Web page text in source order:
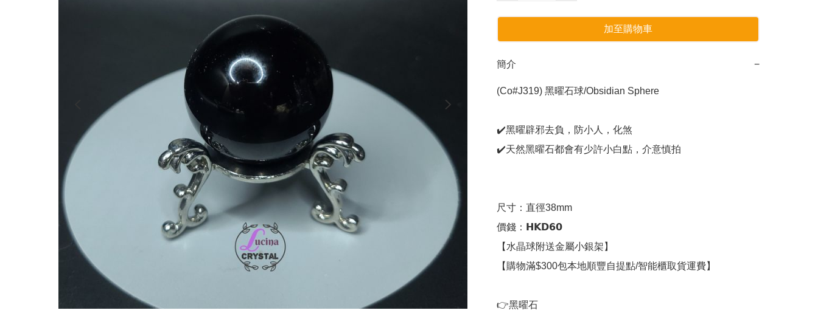
加至購物車
簡介 −
(Co#J319) 黑曜石球/Obsidian Sphere
✔️黑曜辟邪去負，防小人，化煞
✔️天然黑曜石都會有少許小白點，介意慎拍
尺寸：直徑38mm
價錢：𝗛𝗞𝗗𝟲𝟬
【水晶球附送金屬小銀架】
【購物滿$300包本地順豐自提點/智能櫃取貨運費】
👉黑曜石